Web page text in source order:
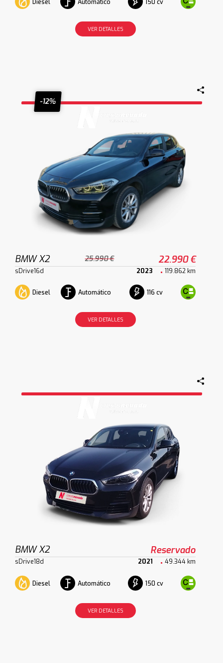
Diesel Automático 150 cv
VER DETALLES
-12%
BMW X2 25.990 € 22.990 €
sDrive16d 2023 119.862 km
Diesel Automático 116 cv
VER DETALLES
BMW X2 Reservado
sDrive18d 2021 49.344 km
Diesel Automático 150 cv
VER DETALLES